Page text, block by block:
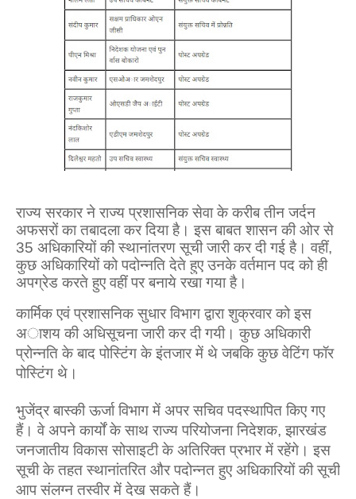
राज्य सरकार ने राज्‍य प्रशासनिक सेवा के करीब तीन जर्दन
अफसरों का तबादला कर दिया है। इस बाबत शासन की ओर से
35 अधिकारियों की स्‍थानांतरण सूची जारी कर दी गई है। वहीं,
कुछ अधिकारियों को पदोन्‍नति देते हुए उनके वर्तमान पद को ही
अपग्रेड करते हुए वहीं पर बनाये रखा गया है।
कार्मिक एवं प्रशासनिक सुधार विभाग द्वारा शुक्रवार को इस
अाशय की अधिसूचना जारी कर दी गयी। कुछ अधिकारी
प्रोन्नति के बाद पोस्टिंग के इंतजार में थे जबकि कुछ वेटिंग फॉर
पोस्टिंग थे।
भुजेंद्र बास्की ऊर्जा विभाग में अपर सचिव पदस्थापित किए गए
हैं। वे अपने कार्यों के साथ राज्य परियोजना निदेशक, झारखंड
जनजातीय विकास सोसाइटी के अतिरिक्त प्रभार में रहेंगे। इस
सूची के तहत स्‍थानांतरित और पदोन्‍नत हुए अधिकारियों की सूची
आप संलग्‍न तस्‍वीर में देख सकते हैं।